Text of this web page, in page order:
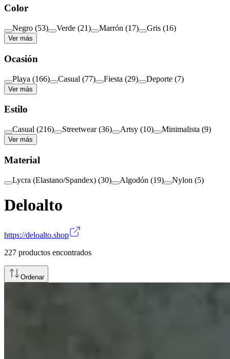
Color
Negro (53) Verde (21) Marrón (17) Gris (16)
Ver más
Ocasión
Playa (166) Casual (77) Fiesta (29) Deporte (7)
Ver más
Estilo
Casual (216) Streetwear (36) Artsy (10) Minimalista (9)
Ver más
Material
Lycra (Elastano/Spandex) (30) Algodón (19) Nylon (5)
Deloalto
https://deloalto.shop
227 productos encontrados
Ordenar